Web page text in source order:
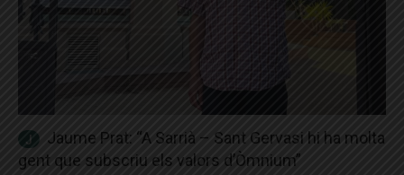
Jaume Prat: “A Sarrià – Sant Gervasi hi ha molta
gent que subscriu els valors d’Òmnium”